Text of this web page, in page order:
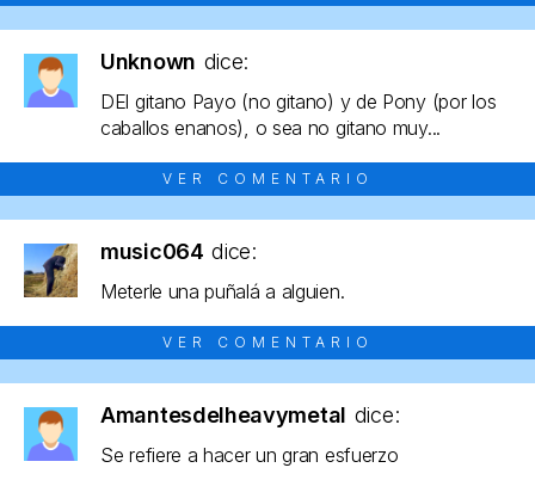
Unknown dice:
DEl gitano Payo (no gitano) y de Pony (por los
caballos enanos), o sea no gitano muy...
VER COMENTARIO
music064 dice:
Meterle una puñalá a alguien.
VER COMENTARIO
Amantesdelheavymetal dice:
Se refiere a hacer un gran esfuerzo